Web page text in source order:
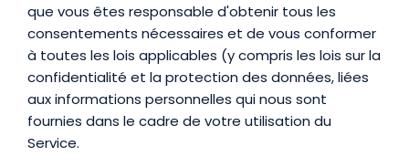
que vous êtes responsable d'obtenir tous les
consentements nécessaires et de vous conformer
à toutes les lois applicables (y compris les lois sur la
confidentialité et la protection des données, liées
aux informations personnelles qui nous sont
fournies dans le cadre de votre utilisation du
Service.